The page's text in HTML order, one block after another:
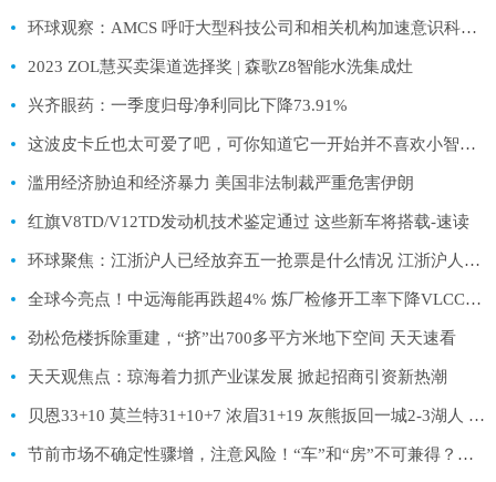
环球观察：AMCS 呼吁大型科技公司和相关机构加速意识科学领域的研究
2023 ZOL慧买卖渠道选择奖 | 森歌Z8智能水洗集成灶
兴齐眼药：一季度归母净利同比下降73.91%
这波皮卡丘也太可爱了吧，可你知道它一开始并不喜欢小智吗 微头条
滥用经济胁迫和经济暴力 美国非法制裁严重危害伊朗
红旗V8TD/V12TD发动机技术鉴定通过 这些新车将搭载-速读
环球聚焦：江浙沪人已经放弃五一抢票是什么情况 江浙沪人已经放弃五一抢票具体来龙去脉是怎么样
全球今亮点！中远海能再跌超4% 炼厂检修开工率下降VLCC运价有所回落
劲松危楼拆除重建，“挤”出700多平方米地下空间 天天速看
天天观焦点：琼海着力抓产业谋发展 掀起招商引资新热潮
贝恩33+10 莫兰特31+10+7 浓眉31+19 灰熊扳回一城2-3湖人 全球热点评
节前市场不确定性骤增，注意风险！“车”和“房”不可兼得？不动产统一登记来了，2类标的受益